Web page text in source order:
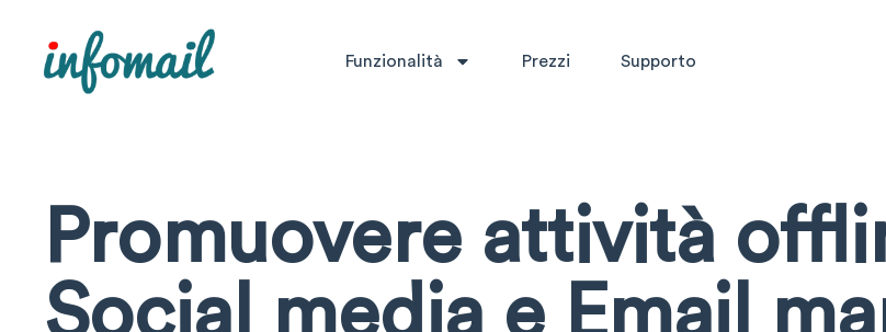
Funzionalità Prezzi Supporto
Promuovere attività
Social media e Email